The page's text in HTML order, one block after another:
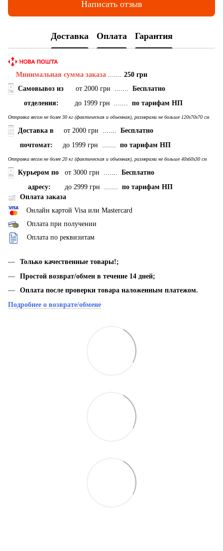
Написать отзыв
Доставка Оплата Гарантия
Минимальная сумма заказа ....... 250 грн
Самовывоз из от 2000 грн ....... Бесплатно
отделения: до 1999 грн ....... по тарифам НП
Отправка весом не более 30 кг (фактическая и объемная), размерами не больше 120х70х70 см
Доставка в от 2000 грн ....... Бесплатно
почтомат: до 1999 грн ....... по тарифам НП
Отправка весом не более 20 кг (фактическая и объемная), размерами не больше 40х60х30 см
Курьером по от 3000 грн ....... Бесплатно
адресу: до 2999 грн ....... по тарифам НП
Оплата заказа
Онлайн картой Visa или Mastercard
Оплата при получении
Оплата по реквизитам
Только качественные товары!;
Простой возврат/обмен в течение 14 дней;
Оплата после проверки товара наложенным платежом.
Подробнее о возврате/обмене